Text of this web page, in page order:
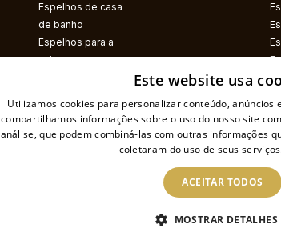
Espelhos de casa
de banho
Espelhos para a
sala
Espelhos para o
quarto
Este website usa
Utilizamos cookies para personalizar conteúdo, anúncios
compartilhamos informações sobre o uso do nosso site
análise, que podem combiná-las com outras informações
coletaram do uso de seus
ACEITAR TODOS
MOSTRAR DETALHES